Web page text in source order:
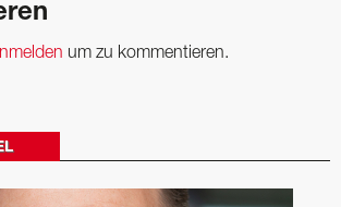
um zu kommentieren.